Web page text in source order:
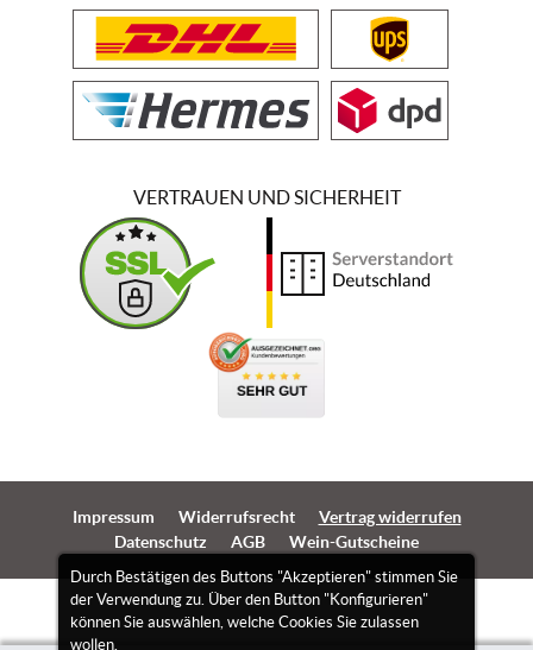
Durch Bestätigen des Buttons "Akzeptieren" stimmen Sie
der Verwendung zu. Über den Button "Konfigurieren"
können Sie auswählen, welche Cookies Sie zulassen
wollen.
VERTRAUEN UND SICHERHEIT
Impressum Widerrufsrecht
Vertrag widerrufen
Datenschutz
AGB Wein-Gutscheine